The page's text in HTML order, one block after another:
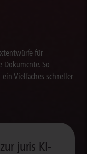
für
Dokumente. So
ein Vielfaches schneller
juris KI-